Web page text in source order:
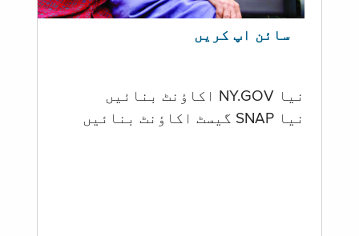
سائن اپ کریں
نیا NY.GOV اکاؤنٹ بنائیں
نیا SNAP گیسٹ اکاؤنٹ بنائیں